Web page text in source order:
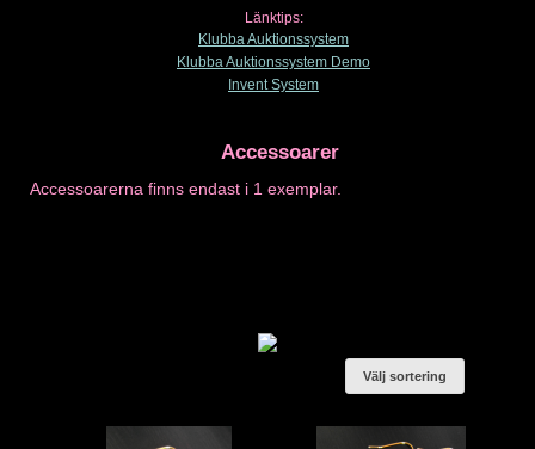
Länktips:
Klubba Auktionssystem
Klubba Auktionssystem Demo
Invent System
Accessoarer
Accessoarerna finns endast i 1 exemplar.
Välj sortering